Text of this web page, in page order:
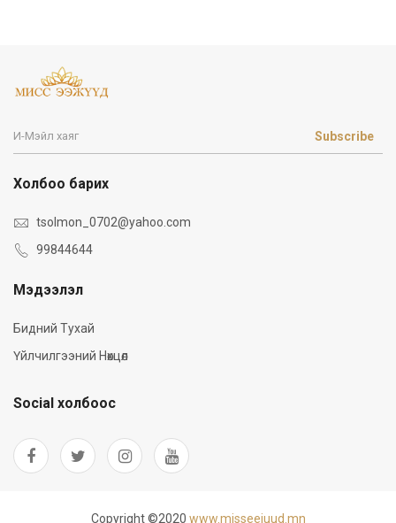
Subscribe
Холбоо барих
tsolmon_0702@yahoo.com
99844644
Мэдээлэл
Бидний Тухай
Үйлчилгээний Нөхцөл
Social холбоос
Copyright ©2020 www.misseejuud.mn